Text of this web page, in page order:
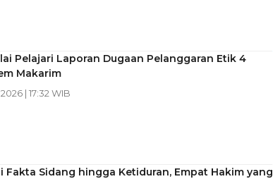
Pelajari Laporan Dugaan Pelanggaran Etik 4
Makarim
| 17:32 WIB
Fakta Sidang hingga Ketiduran, Empat Hakim yang